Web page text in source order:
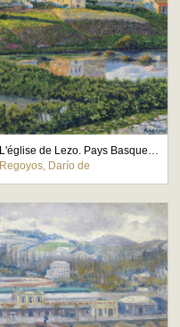
L'église de Lezo. Pays Basque (La iglesia de Lezo. País Vasco)
Regoyos, Darío de